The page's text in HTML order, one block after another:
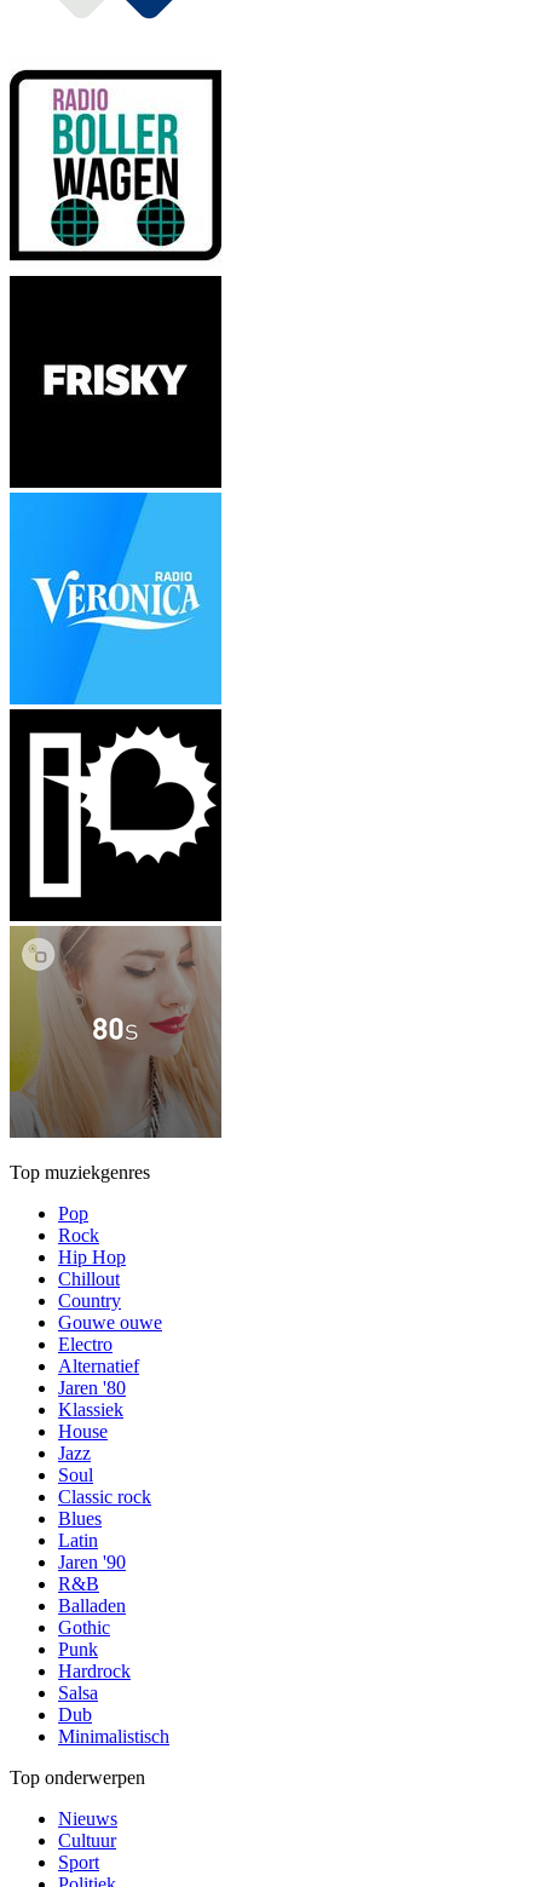
Top muziekgenres
Pop
Rock
Hip Hop
Chillout
Country
Gouwe ouwe
Electro
Alternatief
Jaren '80
Klassiek
House
Jazz
Soul
Classic rock
Blues
Latin
Jaren '90
R&B
Balladen
Gothic
Punk
Hardrock
Salsa
Dub
Minimalistisch
Top onderwerpen
Nieuws
Cultuur
Sport